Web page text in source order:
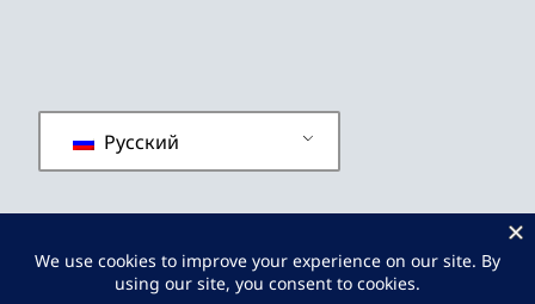
Русский
политика конфиденциальности